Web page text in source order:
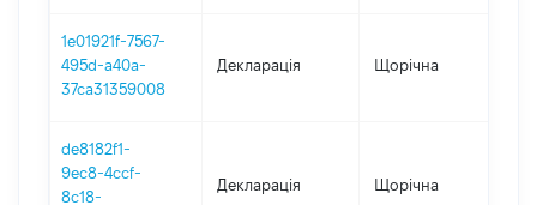
1e01921f-7567-
495d-a40a-
37ca31359008
Декларація Щорічна
de8182f1-
9ec8-4ccf-
8c18-
Декларація Щорічна